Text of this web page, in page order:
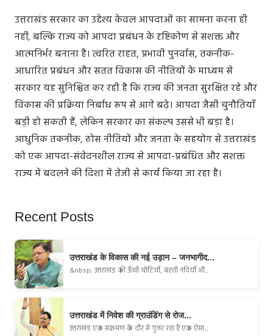
उत्तराखंड सरकार का उद्देश्य केवल आपदाओं का सामना करना ही
नहीं, बल्कि राज्य को आपदा प्रबंधन के दृष्टिकोण से सशक्त और
आत्मनिर्भर बनाना है। त्वरित राहत, प्रभावी पुनर्वास, तकनीक-
आधारित प्रबंधन और सतत विकास की नीतियों के माध्यम से
सरकार यह सुनिश्चित कर रही है कि राज्य की जनता सुरक्षित रहे और
विकास की प्रक्रिया निर्बाध रूप से आगे बढ़े। आपदा जैसी चुनौतियाँ
बड़ी हो सकती हैं, लेकिन सरकार का संकल्प उससे भी बड़ा है।
आधुनिक तकनीक, ठोस नीतियों और जनता के सहयोग से उत्तराखंड
को एक आपदा-संवेदनशील राज्य से आपदा-प्रबंधित और सशक्त
राज्य में बदलने की दिशा में तेजी से कार्य किया जा रहा है।
Recent Posts
उत्तराखंड के विकास की नई उड़ान – जनभागीद...
&nbsp; उत्तराखंड की ऊँची चोटियाँ, बहती नदियाँ औ...
उत्तराखंड में निवेश की ग्राउंडिंग से रोज...
उत्तराखंड एक संक्रमण के दौर से गुजर रहा है एक ऐसा...